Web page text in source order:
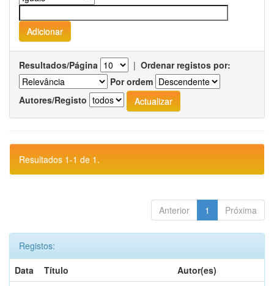
Resultados/Página | Ordenar registos por:
Por ordem
Autores/Registo
Resultados 1-1 de 1.
Anterior 1 Próxima
Registos:
Data
Título
Autor(es)